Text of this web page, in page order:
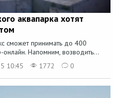
аквапарка хотят
сможет принимать до 400
Напомним, возводить...
10:45 1772 0